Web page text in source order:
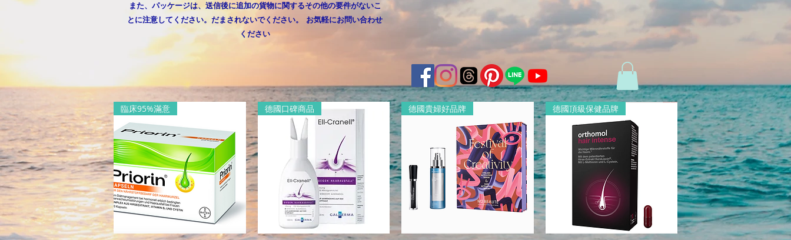
また、パッケージは、送信後に追加の貨物に関するその他の要件がないこ
とに注意してください。だまされないでください。
お気軽にお問い合わせ
ください
臨床95%滿意 德國口碑商品 德國貴婦好品牌 德國頂級保健品牌